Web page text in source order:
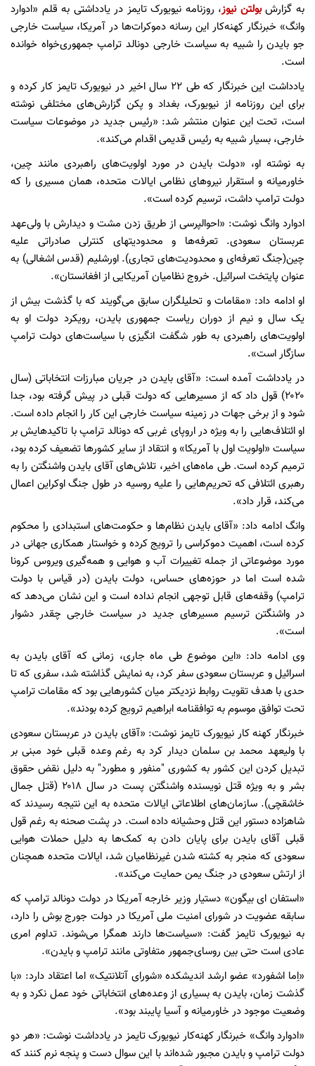
به گزارشبولتن نیوز، روزنامه نیویورک تایمز در یادداشتی به قلم «ادوارد
وانگ» خبرنگار کهنه‌کار این رسانه دموکرات‌ها در آمریکا، سیاست خارجی
جو بایدن را شبیه به سیاست خارجی دونالد ترامپ جمهوری‌خواه خوانده
است.
یادداشت این خبرنگار که طی ۲۲ سال اخیر در نیویورک تایمز کار کرده و
برای این روزنامه از نیویورک، بغداد و پکن گزارش‌های مختلفی نوشته
است، تحت این عنوان منتشر شد: «رئیس جدید در موضوعات سیاست
خارجی، بسیار شبیه به رئیس قدیمی اقدام می‌کند».
به نوشته او، «دولت بایدن در مورد اولویت‌های راهبردی مانند چین،
خاورمیانه و استقرار نیروهای نظامی ایالات متحده، همان مسیری را که
دولت ترامپ داشت، ترسیم کرده است».
ادوارد وانگ نوشت: «احوالپرسی از طریق زدن مشت و دیدارش با ولی‌عهد
عربستان سعودی. تعرفه‌ها و محدودیتهای کنترلی صادراتی علیه
چین(جنگ تعرفه‌ای و محدودیت‌های تجاری). اورشلیم (قدس اشغالی) به
عنوان پایتخت اسرائیل. خروج نظامیان آمریکایی از افغانستان».
او ادامه داد: «مقامات و تحلیلگران سابق می‌گویند که با گذشت بیش از
یک سال و نیم از دوران ریاست جمهوری بایدن، رویکرد دولت او به
اولویت‌های راهبردی به طور شگفت انگیزی با سیاست‌های دولت ترامپ
سازگار است».
در یادداشت آمده است: «آقای بایدن در جریان مبارزات انتخاباتی (سال
۲۰۲۰) قول داد که از مسیرهایی که دولت قبلی در پیش گرفته بود، جدا
شود و از برخی جهات در زمینه سیاست خارجی این کار را انجام داده است.
او ائتلاف‌هایی را به ویژه در اروپای غربی که دونالد ترامپ با تاکیدهایش بر
سیاست «اولویت اول با آمریکا» و انتقاد از سایر کشورها تضعیف کرده بود،
ترمیم کرده است. طی ماه‌های اخیر، تلاش‌های آقای بایدن واشنگتن را به
رهبری ائتلافی که تحریم‌هایی را علیه روسیه در طول جنگ اوکراین اعمال
می‌کند، قرار داد».
وانگ ادامه داد: «آقای بایدن نظام‌ها و حکومت‌های استبدادی را محکوم
کرده است، اهمیت دموکراسی را ترویج کرده و خواستار همکاری جهانی در
مورد موضوعاتی از جمله تغییرات آب و هوایی و همه‌گیری ویروس کرونا
شده است اما در حوزه‌های حساس، دولت بایدن (در قیاس با دولت
ترامپ) وقفه‌های قابل توجهی انجام نداده است و این نشان می‌دهد که
در واشنگتن ترسیم مسیرهای جدید در سیاست خارجی چقدر دشوار
است».
وی ادامه داد: «این موضوع طی ماه جاری، زمانی که آقای بایدن به
اسرائیل و عربستان سعودی سفر کرد، به نمایش گذاشته شد، سفری که تا
حدی با هدف تقویت روابط نزدیکتر میان کشورهایی بود که مقامات ترامپ
تحت توافق موسوم به توافقنامه ابراهیم ترویج کرده بودند».
خبرنگار کهنه کار نیویورک تایمز نوشت: «آقای بایدن در عربستان سعودی
با ولیعهد محمد بن سلمان دیدار کرد به رغم وعده قبلی خود مبنی بر
تبدیل کردن این کشور به کشوری "منفور و مطورد" به دلیل نقض حقوق
بشر و به ویژه قتل نویسنده واشنگتن پست در سال ۲۰۱۸ (قتل جمال
خاشقچی). سازمان‌های اطلاعاتی ایالات متحده به این نتیجه رسیدند که
شاهزاده دستور این قتل وحشیانه داده است. در پشت صحنه به رغم قول
قبلی آقای بایدن برای پایان دادن به کمک‌ها به دلیل حملات هوایی
سعودی که منجر به کشته شدن غیرنظامیان شد، ایالات متحده همچنان
از ارتش سعودی در جنگ یمن حمایت می‌کند».
«استفان ای بیگون» دستیار وزیر خارجه آمریکا در دولت دونالد ترامپ که
سابقه عضویت در شورای امنیت ملی آمریکا در دولت جورج بوش را دارد،
به نیویورک تایمز گفت: «سیاست‌ها دارند همگرا می‌شوند. تداوم امری
عادی است حتی بین روسای‌جمهور متفاوتی مانند ترامپ و بایدن».
«اِما اشفورد» عضو ارشد اندیشکده «شورای آتلانتیک» اما اعتقاد دارد: «با
گذشت زمان، بایدن به بسیاری از وعده‌های انتخاباتی خود عمل نکرد و به
وضعیت موجود در خاورمیانه و آسیا پایبند بود».
«ادوارد وانگ» خبرنگار کهنه‌کار نیویورک تایمز در یادداشت نوشت: «هر دو
دولت ترامپ و بایدن مجبور شده‌اند با این سوال دست و پنجه نرم کنند که